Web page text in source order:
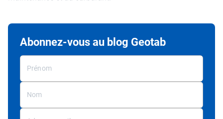
Abonnez-vous au blog Geotab